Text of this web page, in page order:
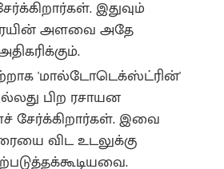
இதுவும்
அளவை அதே
'மால்டோடெக்ஸ்ட்ரின்'
பிற ரசாயன
சேர்க்கிறார்கள். இவை
விட உடலுக்கு